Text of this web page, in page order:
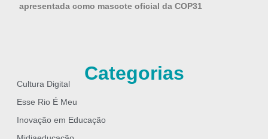
apresentada como mascote oficial da COP31
Categorias
Cultura Digital
Esse Rio É Meu
Inovação em Educação